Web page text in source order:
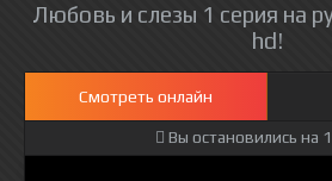
Любовь и слезы 1 серия на
hd!
Смотреть онлайн
Вы остановились на